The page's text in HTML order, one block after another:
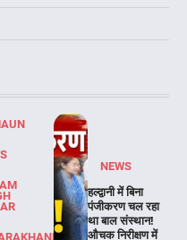
NEWS
हल्द्वानी में बिना
पंजीकरण चल रहा
था बाल संस्थान!
औचक निरीक्षण में